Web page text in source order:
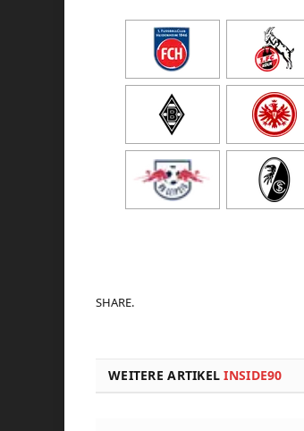
SHARE.
WEITERE ARTIKELINSIDE90